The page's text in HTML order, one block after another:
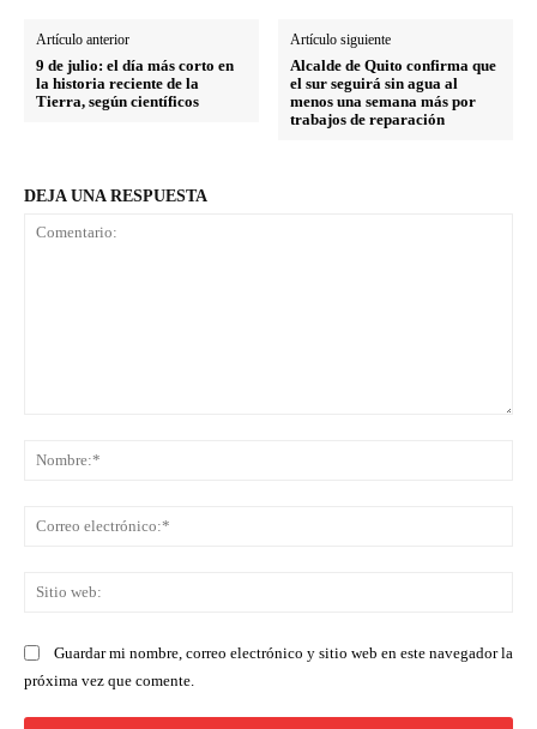
Artículo anterior
9 de julio: el día más corto en
la historia reciente de la
Tierra, según científicos
Artículo siguiente
Alcalde de Quito confirma que
el sur seguirá sin agua al
menos una semana más por
trabajos de reparación
DEJA UNA RESPUESTA
Guardar mi nombre, correo electrónico y sitio web en este navegador la
próxima vez que comente.